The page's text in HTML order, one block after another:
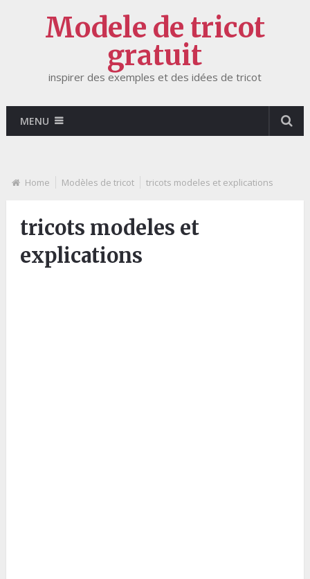
Modele de tricot
gratuit
inspirer des exemples et des idées de tricot
MENU
Home Modèles de tricot tricots modeles et explications
tricots modeles et
explications